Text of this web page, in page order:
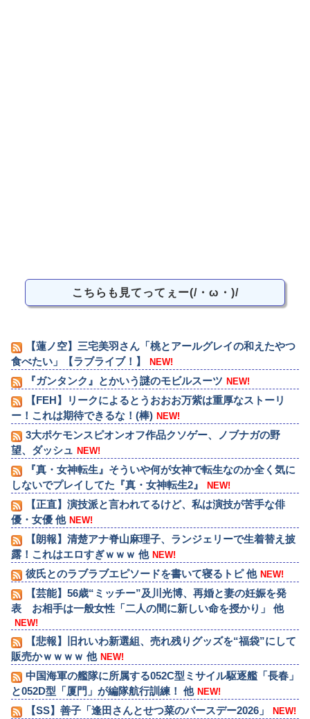
こちらも見てってぇー(/・ω・)/
【蓮ノ空】三宅美羽さん「桃とアールグレイの和えたやつ
食べたい」【ラブライブ！】
NEW!
『ガンタンク』とかいう謎のモビルスーツ NEW!
【FEH】リークによるとうおおお万紫は重厚なストーリ
ー！これは期待できるな！(棒) NEW!
3大ポケモンスピオンオフ作品クソゲー、ノブナガの野
望、ダッシュ NEW!
『真・女神転生』そういや何が女神で転生なのか全く気に
しないでプレイしてた『真・女神転生2』
NEW!
【正直】演技派と言われてるけど、私は演技が苦手な俳
優・女優 他 NEW!
【朗報】清楚アナ脊山麻理子、ランジェリーで生着替え披
露！これはエロすぎｗｗｗ 他 NEW!
彼氏とのラブラブエピソードを書いて寝るトピ 他 NEW!
【芸能】56歳“ミッチー”及川光博、再婚と妻の妊娠を発
表 お相手は一般女性「二人の間に新しい命を授かり」 他
NEW!
【悲報】旧れいわ新選組、売れ残りグッズを“福袋”にして
販売かｗｗｗｗ 他 NEW!
中国海軍の艦隊に所属する052C型ミサイル駆逐艦「長春」
と052D型「厦門」が編隊航行訓練！ 他 NEW!
【SS】善子「逢田さんとせつ菜のバースデー2026」 NEW!